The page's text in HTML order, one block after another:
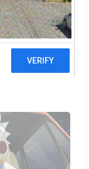
: fini les gros
quelque